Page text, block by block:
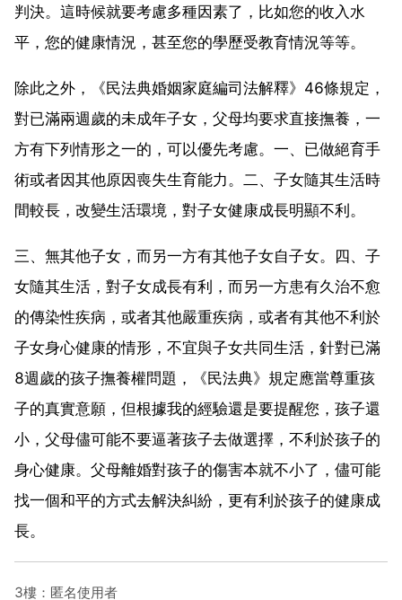
判決。這時候就要考慮多種因素了，比如您的收入水
平，您的健康情況，甚至您的學歷受教育情況等等。
除此之外，《民法典婚姻家庭編司法解釋》46條規定，
對已滿兩週歲的未成年子女，父母均要求直接撫養，一
方有下列情形之一的，可以優先考慮。一、已做絕育手
術或者因其他原因喪失生育能力。二、子女隨其生活時
間較長，改變生活環境，對子女健康成長明顯不利。
三、無其他子女，而另一方有其他子女自子女。四、子
女隨其生活，對子女成長有利，而另一方患有久治不愈
的傳染性疾病，或者其他嚴重疾病，或者有其他不利於
子女身心健康的情形，不宜與子女共同生活，針對已滿
8週歲的孩子撫養權問題，《民法典》規定應當尊重孩
子的真實意願，但根據我的經驗還是要提醒您，孩子還
小，父母儘可能不要逼著孩子去做選擇，不利於孩子的
身心健康。父母離婚對孩子的傷害本就不小了，儘可能
找一個和平的方式去解決糾紛，更有利於孩子的健康成
長。
3樓：匿名使用者